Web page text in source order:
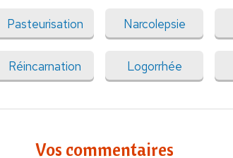
Pasteurisation Narcolepsie
Réincarnation Logorrhée
Vos commentaires